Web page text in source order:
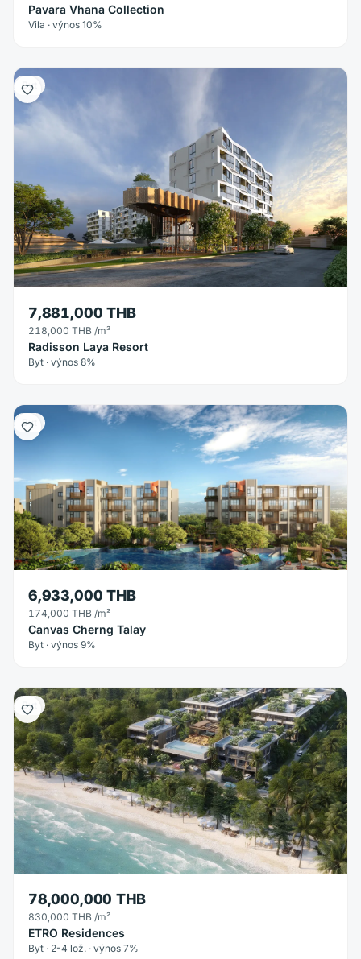
Pavara Vhana Collection
Vila · výnos 10%
Byt
7,881,000 THB
218,000 THB /m²
Radisson Laya Resort
Byt · výnos 8%
Byt
6,933,000 THB
174,000 THB /m²
Canvas Cherng Talay
Byt · výnos 9%
Byt
78,000,000 THB
830,000 THB /m²
ETRO Residences
Byt · 2-4 lož. · výnos 7%